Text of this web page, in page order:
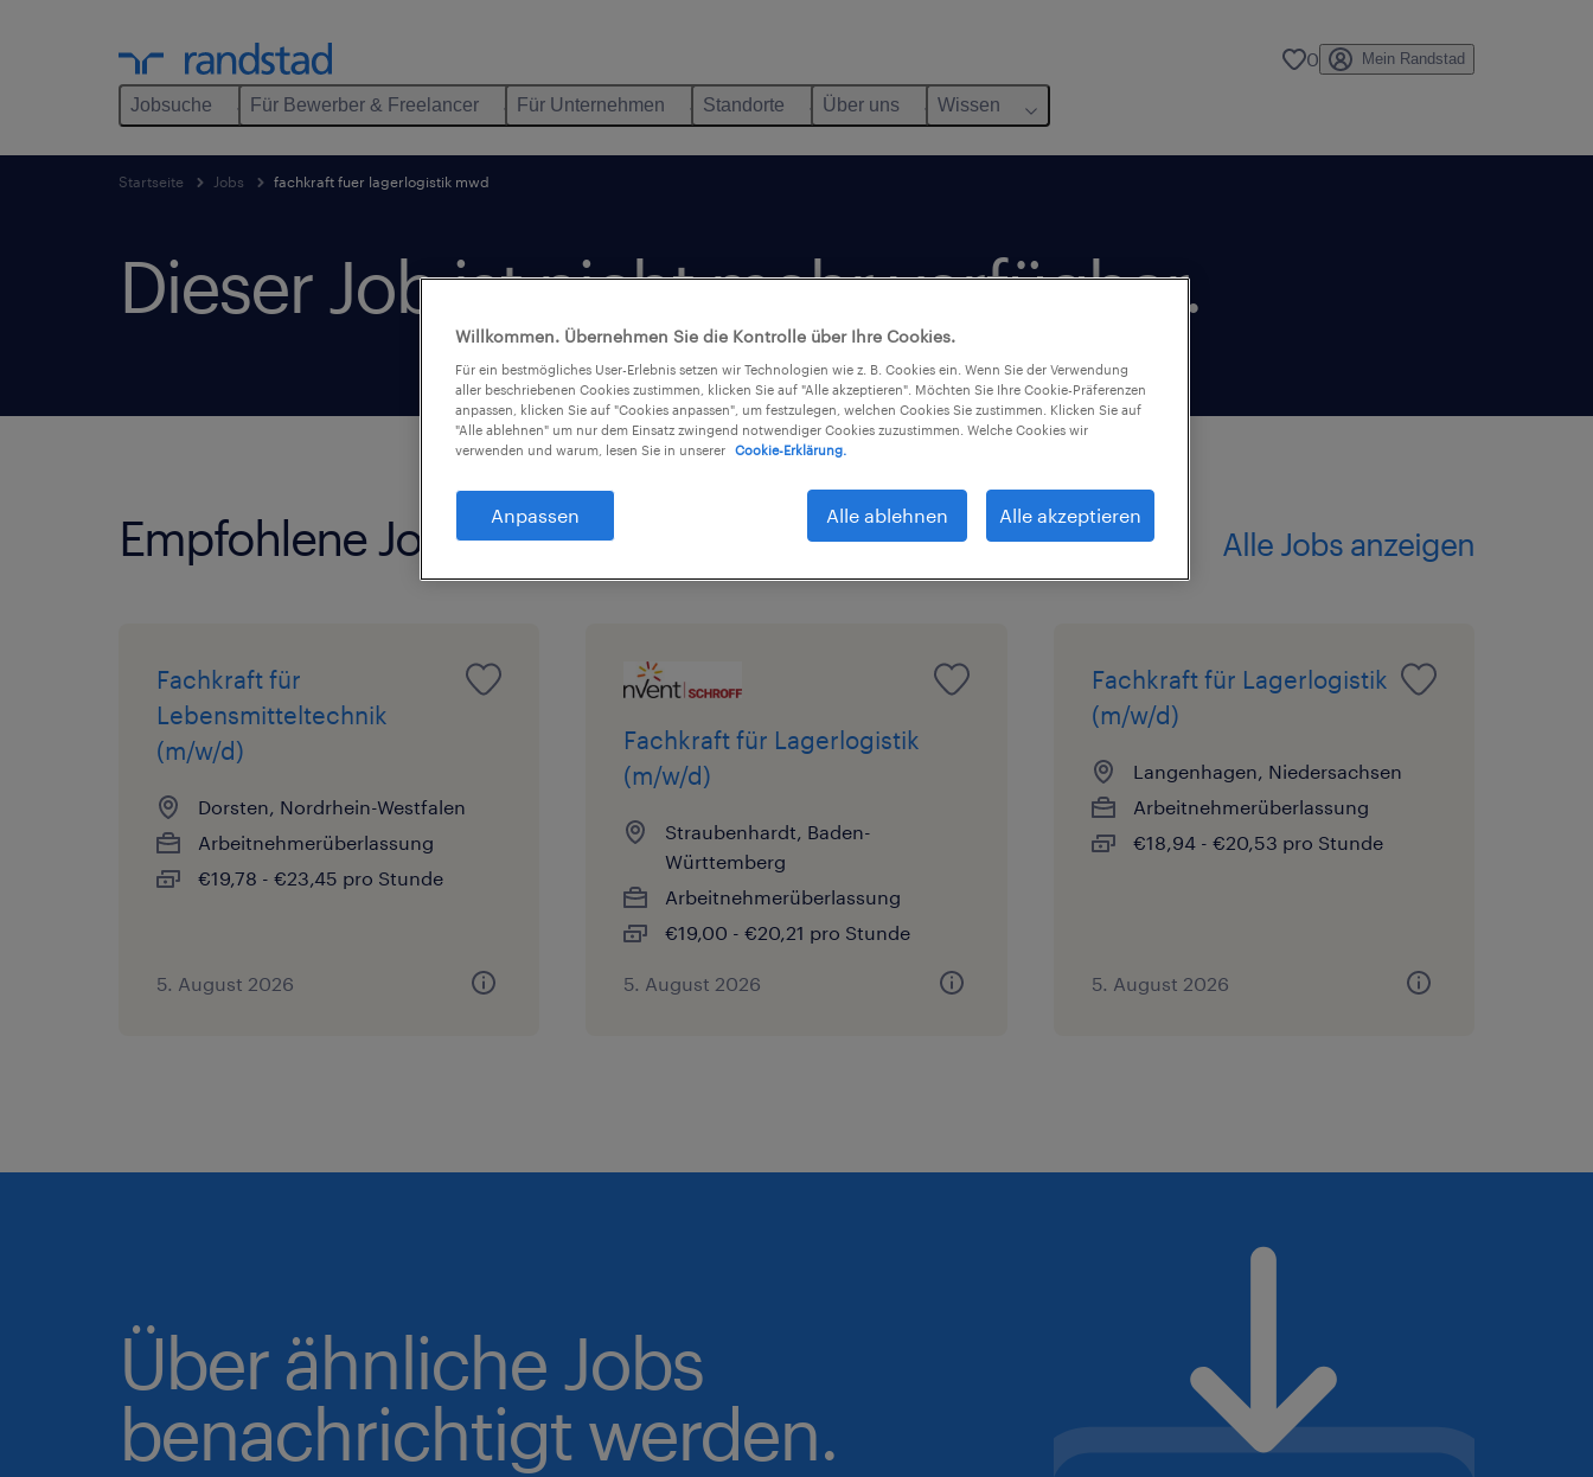
Jobsuche Für Bewerber & Freelancer Für Unternehmen Standorte Über uns Wissen
0 Mein Randstad
Startseite Jobs fachkraft fuer lagerlogistik mwd
Dieser Job ist nicht mehr verfügbar.
Empfohlene Jobs Alle Jobs anzeigen
Fachkraft für
Lebensmitteltechnik
(m/w/d)
Dorsten, Nordrhein-Westfalen
Arbeitnehmerüberlassung
€19,78 - €23,45 pro Stunde
5. August 2026
Fachkraft für Lagerlogistik
(m/w/d)
Straubenhardt, Baden-
Württemberg
Arbeitnehmerüberlassung
€19,00 - €20,21 pro Stunde
5. August 2026
Fachkraft für Lagerlogistik
(m/w/d)
Langenhagen, Niedersachsen
Arbeitnehmerüberlassung
€18,94 - €20,53 pro Stunde
5. August 2026
Über ähnliche Jobs
benachrichtigt werden.
Willkommen. Übernehmen Sie die Kontrolle über Ihre Cookies.
Für ein bestmögliches User-Erlebnis setzen wir Technologien wie z. B. Cookies ein. Wenn Sie der Verwendung
aller beschriebenen Cookies zustimmen, klicken Sie auf "Alle akzeptieren". Möchten Sie Ihre Cookie-Präferenzen
anpassen, klicken Sie auf "Cookies anpassen", um festzulegen, welchen Cookies Sie zustimmen. Klicken Sie auf
"Alle ablehnen" um nur dem Einsatz zwingend notwendiger Cookies zuzustimmen. Welche Cookies wir
verwenden und warum, lesen Sie in unserer
Cookie-Erklärung.
Anpassen Alle ablehnen Alle akzeptieren